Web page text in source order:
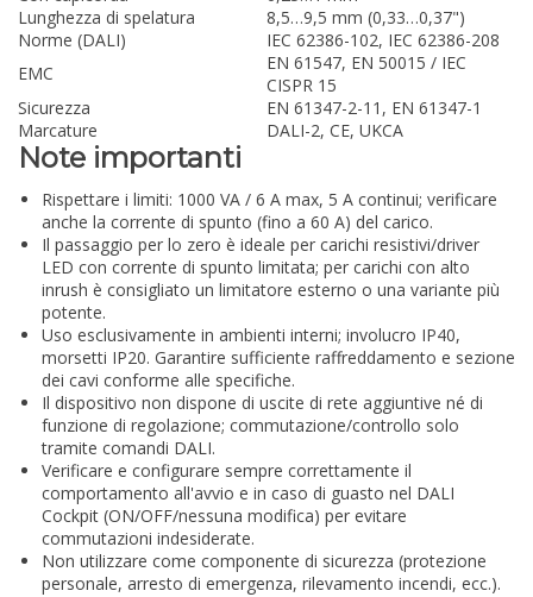
Lunghezza di spelatura
8,5…9,5 mm (0,33…0,37")
Norme (DALI)
IEC 62386-102, IEC 62386-208
EMC
EN 61547, EN 50015 / IEC
CISPR 15
Sicurezza
EN 61347-2-11, EN 61347-1
Marcature
DALI-2, CE, UKCA
Note importanti
Rispettare i limiti: 1000 VA / 6 A max, 5 A continui; verificare
anche la corrente di spunto (fino a 60 A) del carico.
Il passaggio per lo zero è ideale per carichi resistivi/driver
LED con corrente di spunto limitata; per carichi con alto
inrush è consigliato un limitatore esterno o una variante più
potente.
Uso esclusivamente in ambienti interni; involucro IP40,
morsetti IP20. Garantire sufficiente raffreddamento e sezione
dei cavi conforme alle specifiche.
Il dispositivo non dispone di uscite di rete aggiuntive né di
funzione di regolazione; commutazione/controllo solo
tramite comandi DALI.
Verificare e configurare sempre correttamente il
comportamento all'avvio e in caso di guasto nel DALI
Cockpit (ON/OFF/nessuna modifica) per evitare
commutazioni indesiderate.
Non utilizzare come componente di sicurezza (protezione
personale, arresto di emergenza, rilevamento incendi, ecc.).